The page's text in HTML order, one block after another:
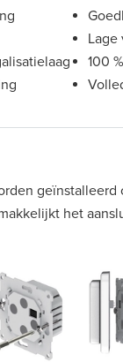
Lage
100
geïnstalleerd
het